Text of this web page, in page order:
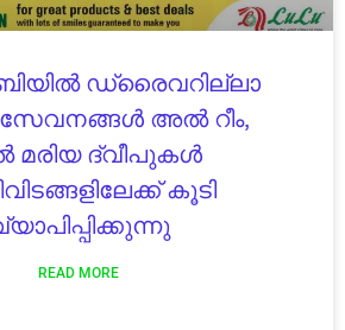
ഡ്രൈവറില്ലാ
സേവനങ്ങൾ അൽ റീം,
ദ്വീപുകൾ
കൂടി
READ MORE